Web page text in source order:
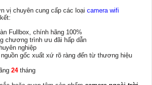
vị chuyên cung cấp các loại camera wifi
Fullbox, chính hãng 100%
chương trình ưu đãi hấp dẫn
nghiệp
gốc xuất xứ rõ ràng đến từ thương hiệu
24tháng